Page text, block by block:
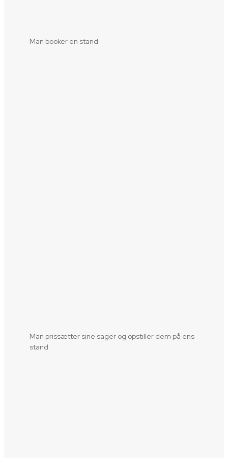
Man booker en stand
Man prissætter sine sager og opstiller dem på ens
stand